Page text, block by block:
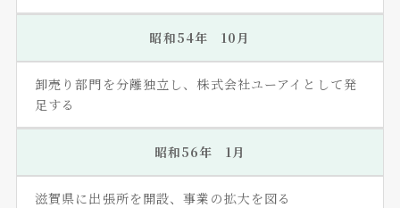
昭和54年 10月
卸売り部門を分離独立し、株式会社ユーアイとして発
足する
昭和56年 1月
滋賀県に出張所を開設、事業の拡大を図る